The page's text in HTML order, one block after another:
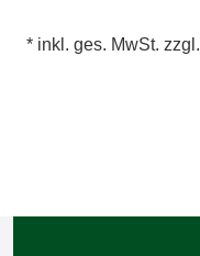
* inkl. ges. MwSt. zzgl.